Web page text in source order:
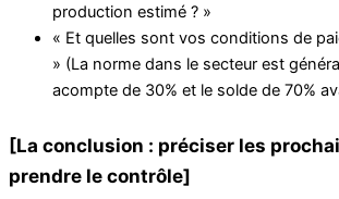
production estimé ? »
« Et quelles sont vos conditions de
» (La norme dans le secteur est
acompte de 30% et le solde de 70%
[La conclusion : préciser les
prendre le contrôle]